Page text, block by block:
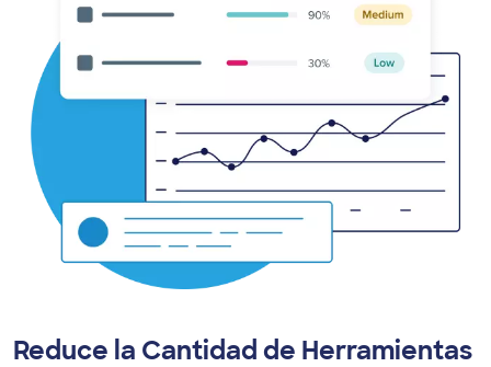
Reduce la Cantidad de Herramientas